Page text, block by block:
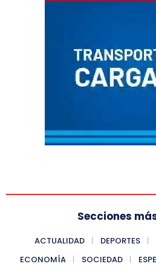
Secciones
ACTUALIDAD DEPORTES
ECONOMÍA
SOCIEDAD